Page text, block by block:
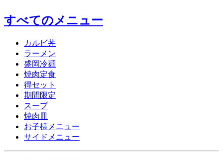
すべてのメニュー
カルビ丼
ラーメン
盛岡冷麺
焼肉定食
得セット
期間限定
スープ
焼肉皿
お子様メニュー
サイドメニュー